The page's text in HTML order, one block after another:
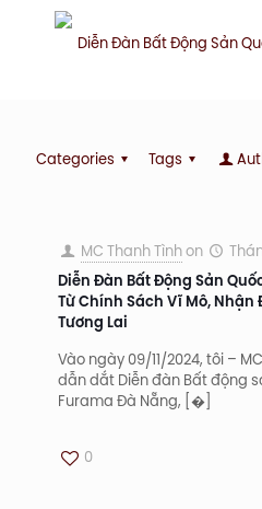
Categories Tags
MC Thanh Tìnhon
Diễn Đàn Bất Động Sản
Từ Chính Sách Vĩ Mô, Nhận
Tương Lai
Vào ngày 09/11/2024, tôi –
dẫn dắt Diễn đàn Bất động
Furama Đà Nẵng, [�]
0